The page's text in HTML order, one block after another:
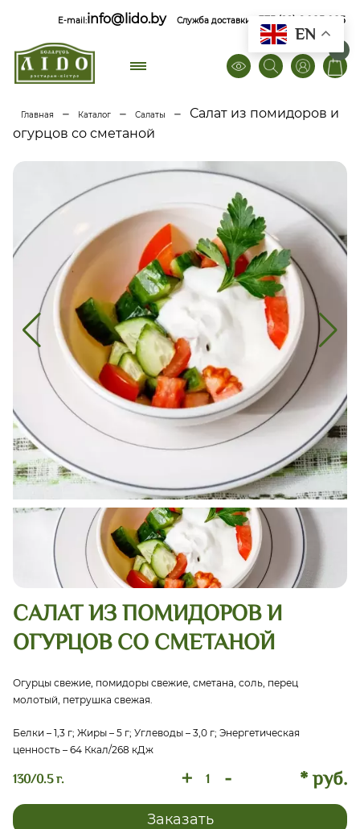
E-mail:info@lido.by Служба доставки +375 (29) 6 085 085
0
Главная – Каталог – Салаты –
Салат из помидоров и
огурцов со сметаной
САЛАТ ИЗ ПОМИДОРОВ И
ОГУРЦОВ СО СМЕТАНОЙ
Огурцы свежие, помидоры свежие, сметана, соль, перец
молотый, петрушка свежая.
Белки – 1,3 г; Жиры – 5 г; Углеводы – 3,0 г; Энергетическая
ценность – 64 Ккал/268 кДж
130/0.5 г. + - * руб.
Заказать
EN